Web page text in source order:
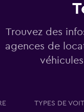
Trouvez des
agences de
TYPES DE